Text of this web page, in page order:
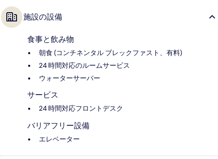
施設の設備
食事と飲み物
朝食 (コンチネンタル ブレックファスト、有料)
24 時間対応のルームサービス
ウォーターサーバー
サービス
24 時間対応フロントデスク
バリアフリー設備
エレベーター